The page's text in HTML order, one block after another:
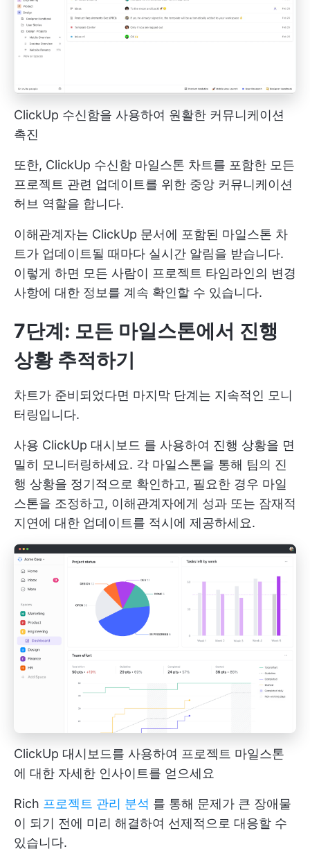
ClickUp 수신함을 사용하여 원활한 커뮤니케이션
촉진
또한, ClickUp 수신함 마일스톤 차트를 포함한 모든
프로젝트 관련 업데이트를 위한 중앙 커뮤니케이션
허브 역할을 합니다.
이해관계자는 ClickUp 문서에 포함된 마일스톤 차
트가 업데이트될 때마다 실시간 알림을 받습니다.
이렇게 하면 모든 사람이 프로젝트 타임라인의 변경
사항에 대한 정보를 계속 확인할 수 있습니다.
7단계: 모든 마일스톤에서 진행
상황 추적하기
차트가 준비되었다면 마지막 단계는 지속적인 모니
터링입니다.
사용 ClickUp 대시보드 를 사용하여 진행 상황을 면
밀히 모니터링하세요. 각 마일스톤을 통해 팀의 진
행 상황을 정기적으로 확인하고, 필요한 경우 마일
스톤을 조정하고, 이해관계자에게 성과 또는 잠재적
지연에 대한 업데이트를 적시에 제공하세요.
ClickUp 대시보드를 사용하여 프로젝트 마일스톤
에 대한 자세한 인사이트를 얻으세요
Rich 프로젝트 관리 분석 를 통해 문제가 큰 장애물
이 되기 전에 미리 해결하여 선제적으로 대응할 수
있습니다.